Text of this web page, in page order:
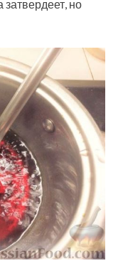
затвердеет, но